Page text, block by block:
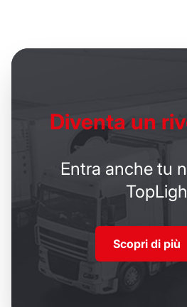
Diventa un
Entra anche tu
Scopri di più